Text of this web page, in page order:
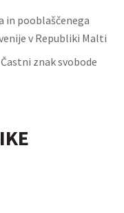
in pooblaščenega
v Republiki Malti
znak svobode